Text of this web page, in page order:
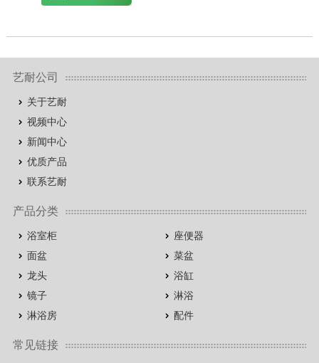
艺耐公司
关于艺耐
视频中心
新闻中心
优质产品
联系艺耐
产品分类
浴室柜
座便器
面盆
菜盆
龙头
浴缸
镜子
淋浴
淋浴房
配件
常见链接